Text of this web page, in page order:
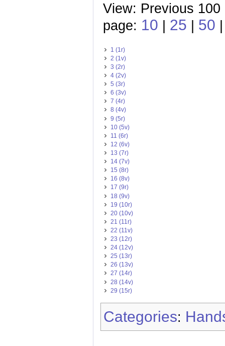
View: Previous
page: 10 25 50
1 (1r)
2 (1v)
3 (2r)
4 (2v)
5 (3r)
6 (3v)
7 (4r)
8 (4v)
9 (5r)
10 (5v)
11 (6r)
12 (6v)
13 (7r)
14 (7v)
15 (8r)
16 (8v)
17 (9r)
18 (9v)
19 (10r)
20 (10v)
21 (11r)
22 (11v)
23 (12r)
24 (12v)
25 (13r)
26 (13v)
27 (14r)
28 (14v)
29 (15r)
Categories: